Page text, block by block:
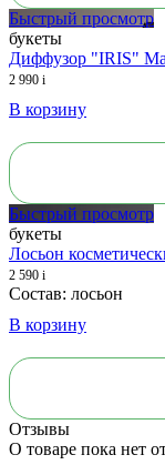
Быстрый просмотр
букеты
Диффузор "IRIS"
2 990 i
В корзину
Быстрый просмотр
букеты
Лосьон
2 590 i
Состав: лосьон
В корзину
Отзывы
О товаре пока нет